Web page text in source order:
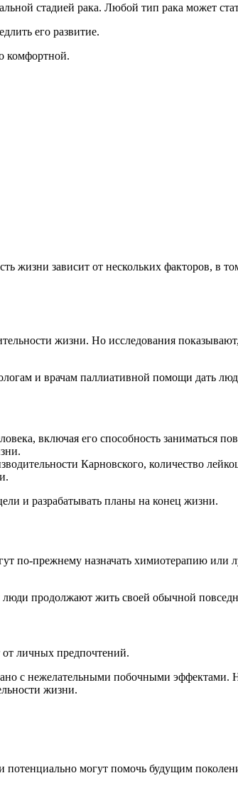
стадией рака. Любой тип рака может
его развитие.
комфортной.
жизни зависит от нескольких факторов, в
жизни. Но исследования
и врачам паллиативной помощи дать
включая его способность заниматься
Карновского, количество
и разрабатывать планы на конец жизни.
по-прежнему назначать химиотерапию или
продолжают жить своей обычной
от личных предпочтений.
с нежелательными побочными эффектами.
жизни.
могут помочь будущим